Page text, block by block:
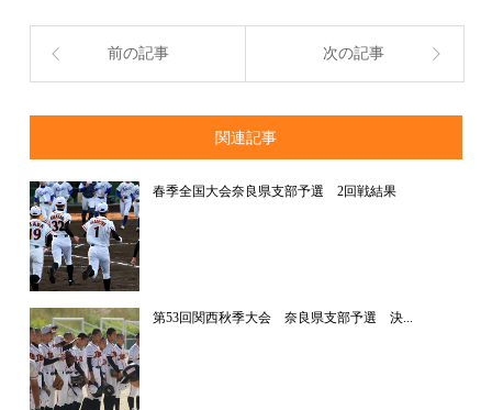
前の記事 次の記事
関連記事
春季全国大会奈良県支部予選 2回戦結果
第53回関西秋季大会 奈良県支部予選 決...